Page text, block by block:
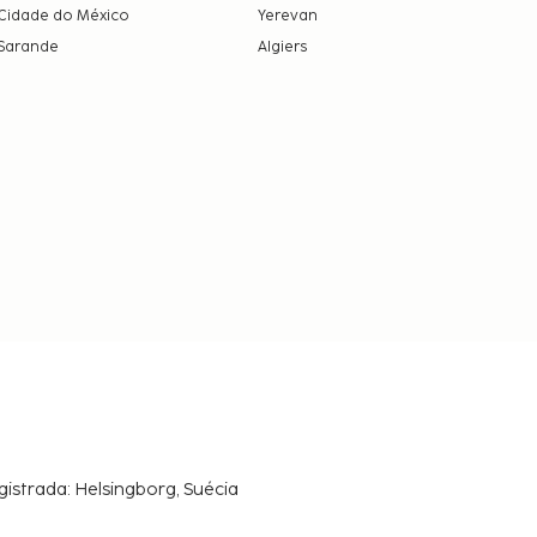
do México
Yerevan
Algiers
Helsingborg, Suécia